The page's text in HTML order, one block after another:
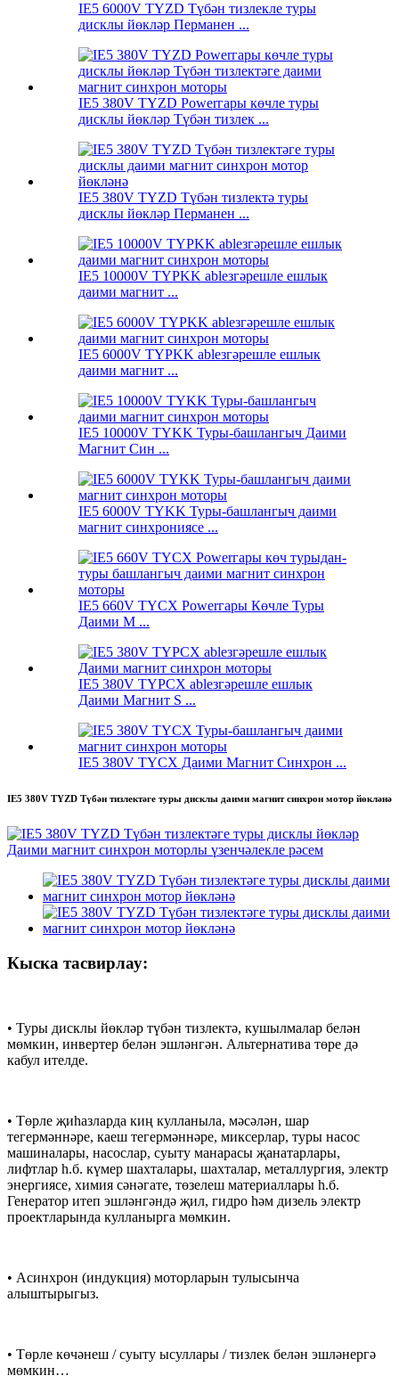
IE5 6000V TYZD Түбән тизлекле туры
дисклы йөкләр Перманен ...
IE5 380V TYZD Powerгары көчле туры
дисклы йөкләр Түбән тизлек ...
IE5 380V TYZD Түбән тизлектә туры
дисклы йөкләр Перманен ...
IE5 10000V TYPKK ableзгәрешле ешлык
даими магнит ...
IE5 6000V TYPKK ableзгәрешле ешлык
даими магнит ...
IE5 10000V TYKK Туры-башлангыч Даими
Магнит Син ...
IE5 6000V TYKK Туры-башлангыч даими
магнит синхрониясе ...
IE5 660V TYCX Powerгары Көчле Туры
Даими М ...
IE5 380V TYPCX ableзгәрешле ешлык
Даими Магнит S ...
IE5 380V TYCX Даими Магнит Синхрон ...
IE5 380V TYZD Түбән тизлектәге туры дисклы даими магнит синхрон мотор йөкләнә
Кыска тасвирлау:
• Туры дисклы йөкләр түбән тизлектә, кушылмалар белән
мөмкин, инвертер белән эшләнгән. Альтернатива төре дә
кабул ителде.
• Төрле җиһазларда киң кулланыла, мәсәлән, шар
тегермәннәре, каеш тегермәннәре, миксерлар, туры насос
машиналары, насослар, суыту манарасы җанатарлары,
лифтлар һ.б. күмер шахталары, шахталар, металлургия, электр
энергиясе, химия сәнәгате, төзелеш материаллары һ.б.
Генератор итеп эшләнгәндә җил, гидро һәм дизель электр
проектларында кулланырга мөмкин.
• Асинхрон (индукция) моторларын тулысынча
алыштырыгыз.
• Төрле көчәнеш / суыту ысуллары / тизлек белән эшләнергә
мөмкин…